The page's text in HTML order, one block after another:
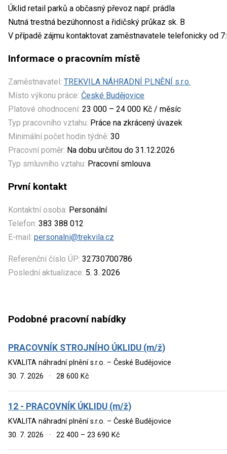
Úklid retail parků a občasný převoz např. prádla
Nutná trestná bezúhonnost a řidičský průkaz sk. B
V případě zájmu kontaktovat zaměstnavatele telefonicky od
Informace o pracovním místě
Zaměstnavatel: TREKVILA NÁHRADNÍ PLNĚNÍ s.r.o.
Místo výkonu práce: České Budějovice
Platové ohodnocení: 23 000 – 24 000 Kč / měsíc
Typ pracovního vztahu: Práce na zkrácený úvazek
Minimální počet hodin týdně: 30
Pracovní poměr: Na dobu určitou do 31.12.2026
Typ smluvního vztahu: Pracovní smlouva
První kontakt
Kontaktní osoba: Personální
Telefon: 383 388 012
E-mail: personalni@trekvila.cz
Referenční číslo ÚP: 32730700786
Poslední aktualizace: 5. 3. 2026
Podobné pracovní nabídky
PRACOVNÍK STROJNÍHO ÚKLIDU (m/ž)
KVALITA náhradní plnění s.r.o. – České Budějovice
30. 7. 2026
· 28 600 Kč
12 - PRACOVNÍK ÚKLIDU (m/ž)
KVALITA náhradní plnění s.r.o. – České Budějovice
30. 7. 2026
· 22 400 – 23 690 Kč